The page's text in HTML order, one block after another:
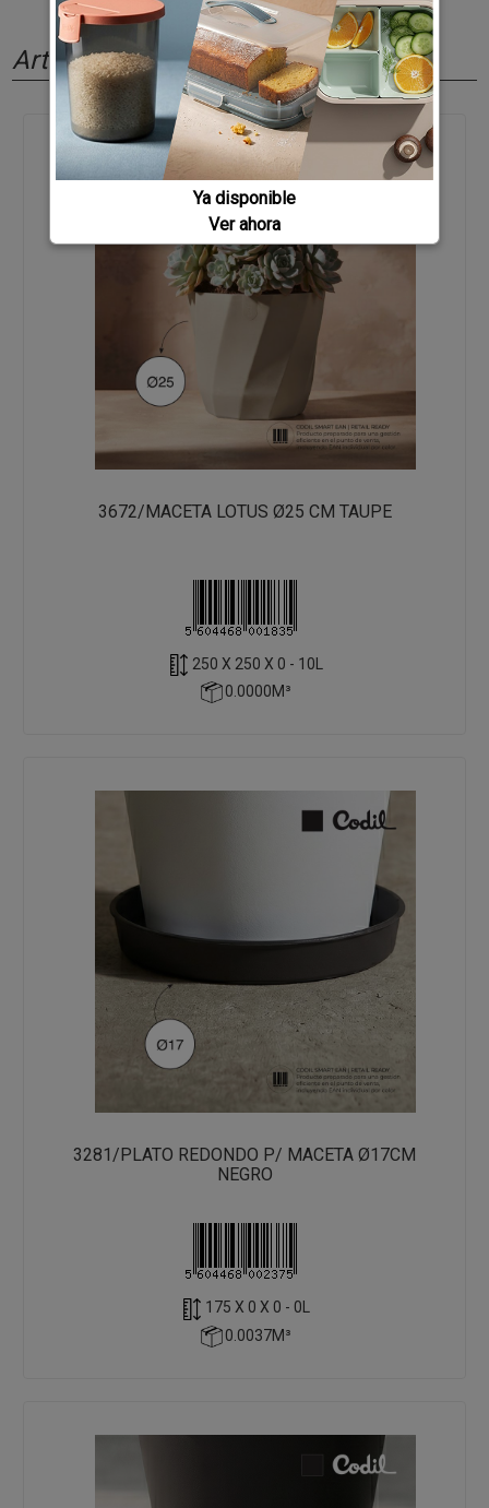
Artículos relacionados
3672/MACETA LOTUS Ø25 CM TAUPE
250 X 250 X 0 - 10L
0.0000M³
3281/PLATO REDONDO P/ MACETA Ø17CM
NEGRO
175 X 0 X 0 - 0L
0.0037M³
Ya disponible
Ver ahora